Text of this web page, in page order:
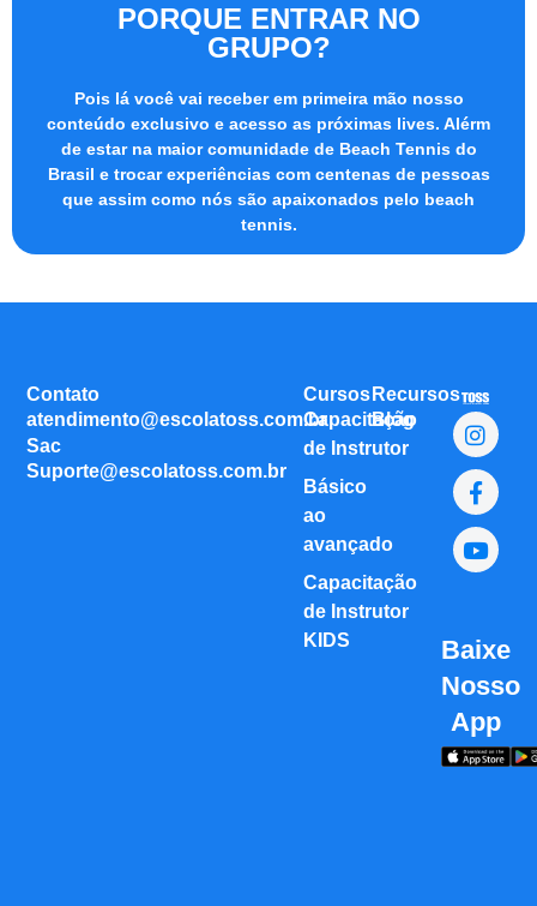
PORQUE ENTRAR NO
GRUPO?
Pois lá você vai receber em primeira mão nosso
conteúdo exclusivo e acesso as próximas lives. Alérm
de estar na maior comunidade de Beach Tennis do
Brasil e trocar experiências com centenas de pessoas
que assim como nós são apaixonados pelo beach
tennis.
Baixe
Nosso
App
Cursos
Capacitação
de Instrutor
Básico
ao
avançado
Capacitação
de Instrutor
KIDS
Recursos
Blog
Contato
atendimento@escolatoss.com.br
Sac
Suporte@escolatoss.com.br